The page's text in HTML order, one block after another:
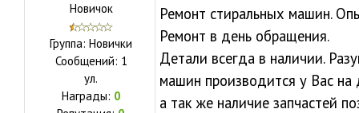
Новичок
Группа: Новички
Сообщений: 1
ул.
Награды: 0
Ремонт стиральных машин.
Ремонт в день обращения.
Детали всегда в наличии.
машин производится у Вас
а так же наличие запчастей